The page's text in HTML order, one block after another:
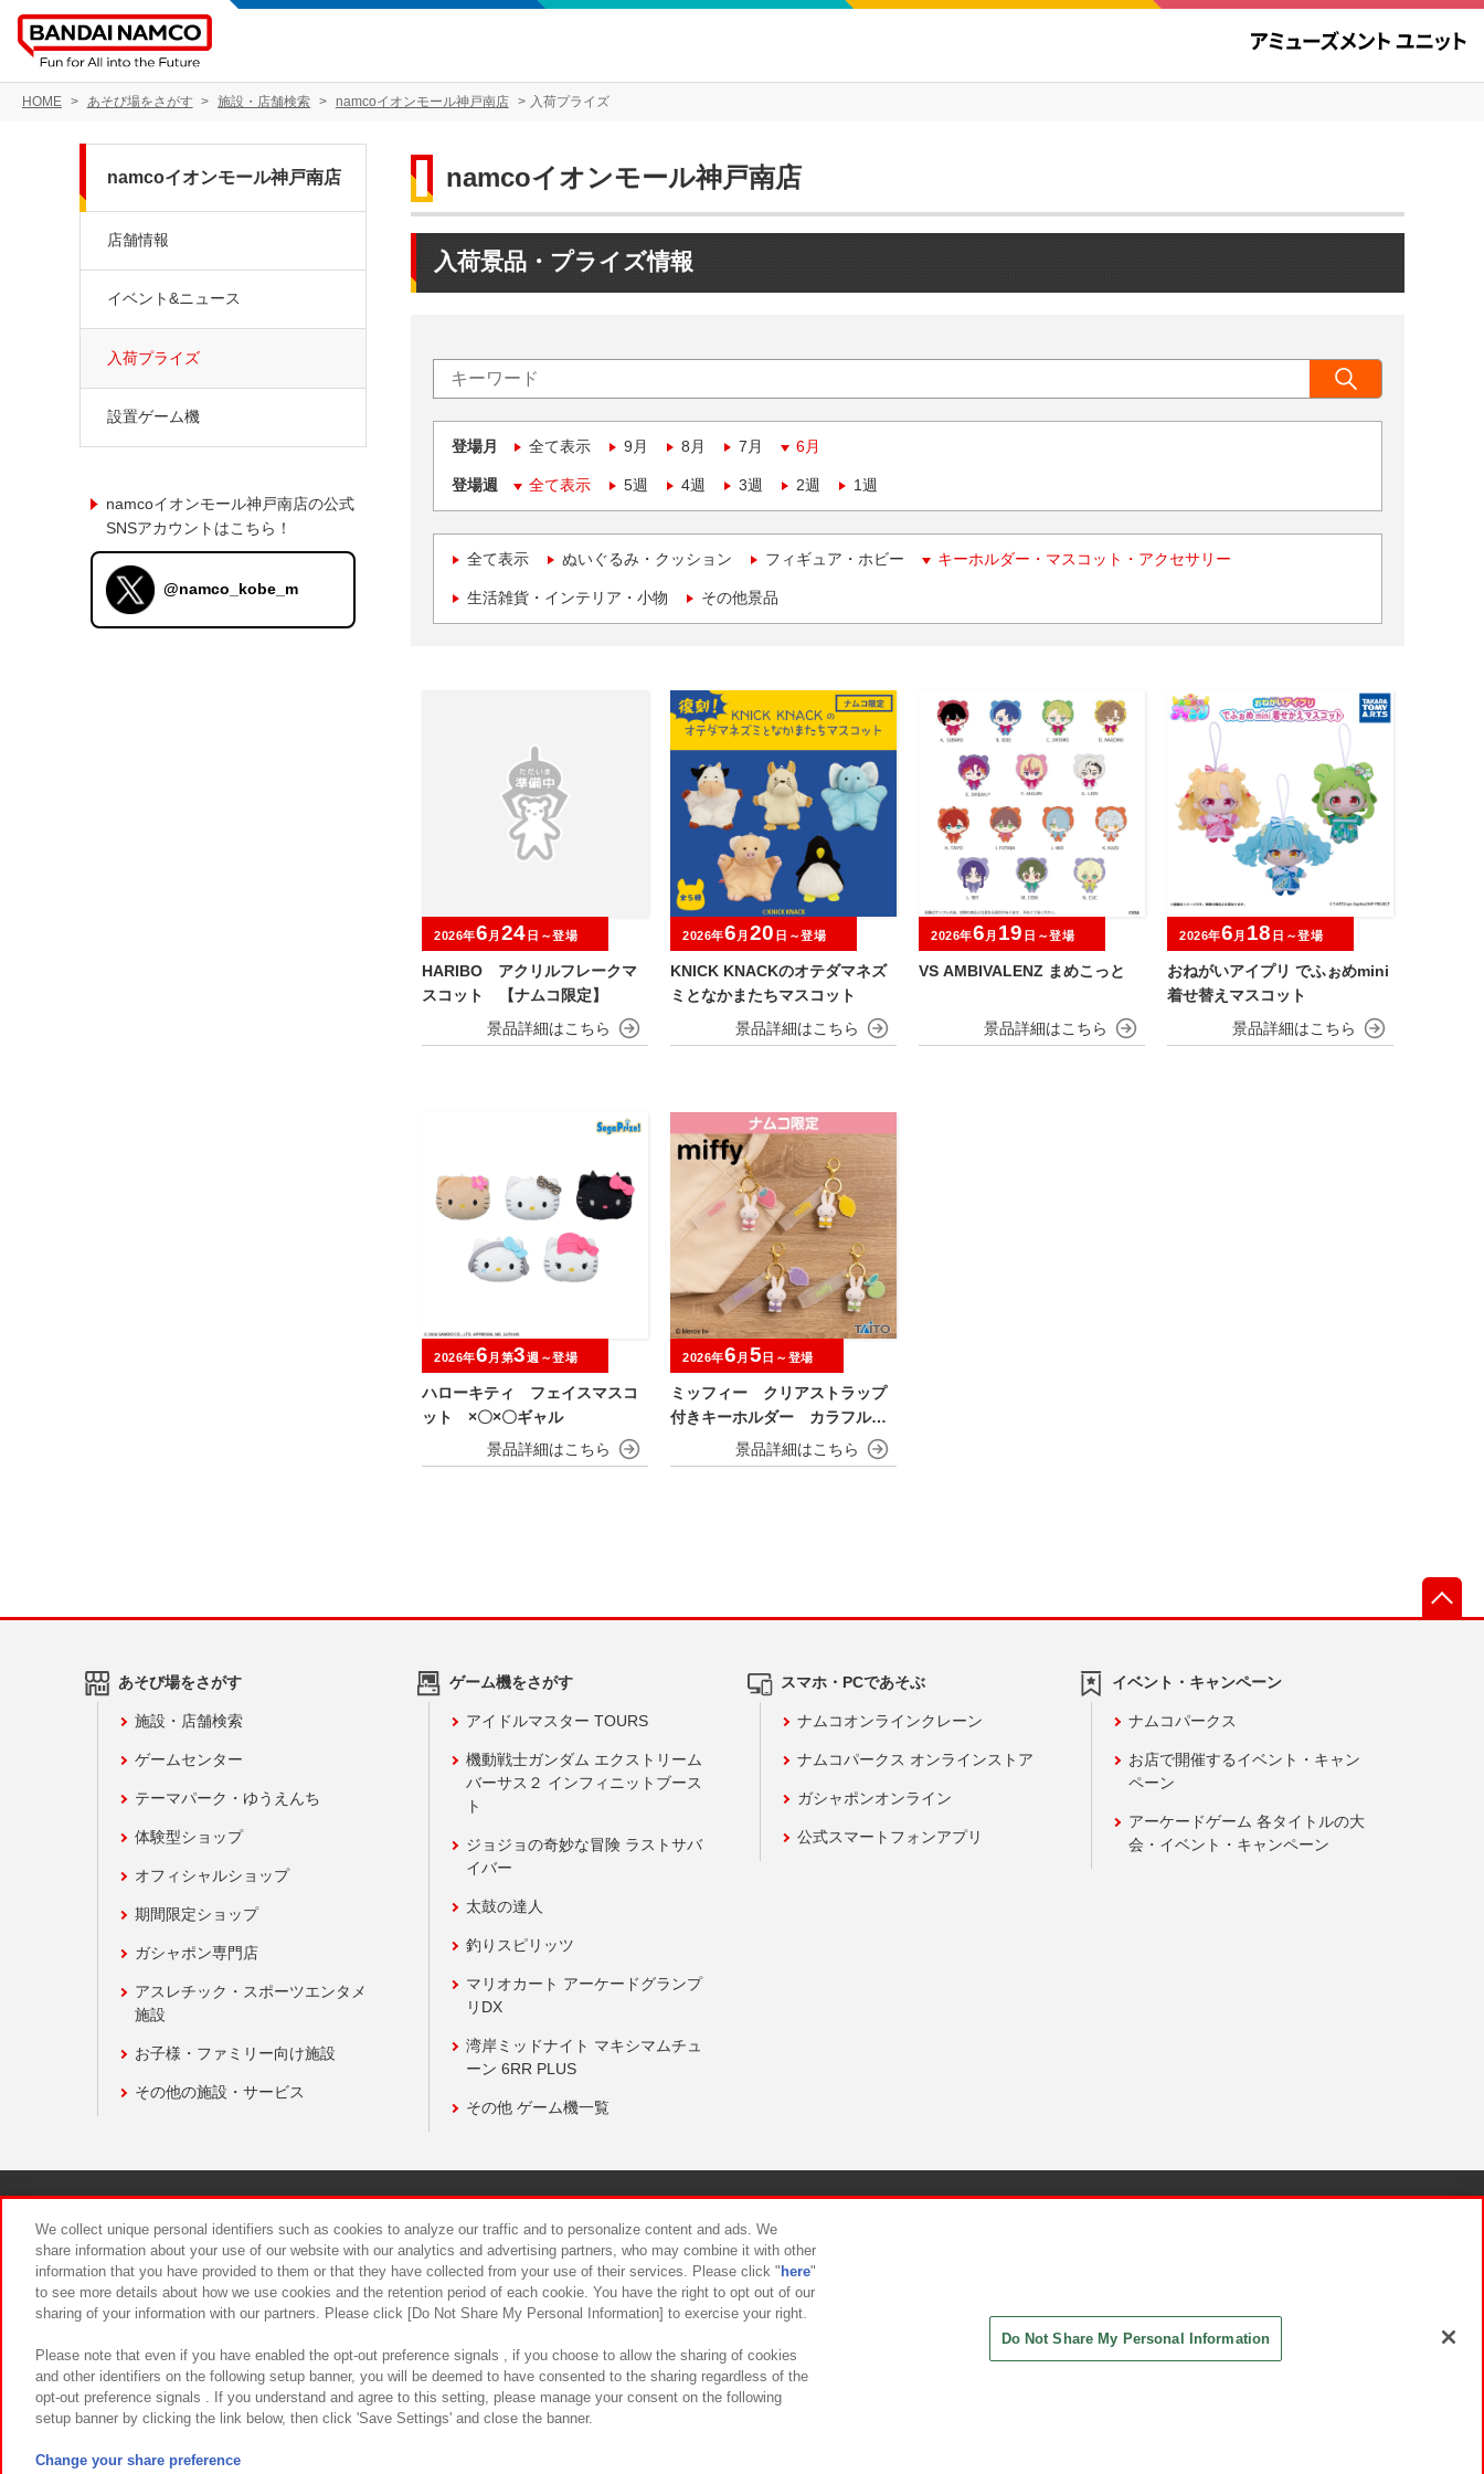
HOME あそび場をさがす 施設・店舗検索 namcoイオンモール神戸南店 入荷プライズ
namcoイオンモール神戸南店
入荷景品・プライズ情報
登場月 全て表示 9月 8月 7月 6月
登場週 全て表示 5週 4週 3週 2週 1週
全て表示 ぬいぐるみ・クッション フィギュア・ホビー キーホルダー・マスコット・アクセサリー
生活雑貨・インテリア・小物 その他景品
HARIBO アクリルフレークマ
スコット 【ナムコ限定】
2026年6 月 24 日～登場
KNICK KNACKのオテダマネズ
ミとなかまたちマスコット
2026年6 月 20 日～登場
VS AMBIVALENZ まめこっと
2026年6 月 19 日～登場
おねがいアイプリ でふぉめmini
着せ替えマスコット
2026年6 月 18 日～登場
ハローキティ フェイスマスコ
ット ×〇×〇ギャル
2026年6 月第3週～登場
ミッフィー クリアストラップ
付きキーホルダー カラフルフ
ルーツver.
2026年6 月 5 日～登場
namcoイオンモール神戸南店
店舗情報
イベント&ニュース
入荷プライズ
設置ゲーム機
namcoイオンモール神戸南店の公式
SNSアカウントはこちら！
@namco_kobe_m
あそび場をさがす
施設・店舗検索
ゲームセンター
テーマパーク・ゆうえんち
体験型ショップ
オフィシャルショップ
期間限定ショップ
ガシャポン専門店
アスレチック・スポーツエンタメ
施設
お子様・ファミリー向け施設
その他の施設・サービス
ゲーム機をさがす
アイドルマスター TOURS
機動戦士ガンダム エクストリーム
バーサス２ インフィニットブース
ト
ジョジョの奇妙な冒険 ラストサバ
イバー
太鼓の達人
釣りスピリッツ
マリオカート アーケードグランプ
リDX
湾岸ミッドナイト マキシマムチュ
ーン 6RR PLUS
その他 ゲーム機一覧
スマホ・PCであそぶ
ナムコオンラインクレーン
ナムコパークス オンラインストア
ガシャポンオンライン
公式スマートフォンアプリ
イベント・キャンペーン
ナムコパークス
お店で開催するイベント・キャン
ペーン
アーケードゲーム 各タイトルの大
会・イベント・キャンペーン
食品のご提供について カスタマーハラスメント対応方針
We collect unique personal identifiers such as cookies to analyze our traffic and to personalize content and ads. We
share information about your use of our website with our analytics and advertising partners, who may combine it with other
information that you have provided to them or that they have collected from your use of their services. Please click " here"
to see more details about how we use cookies and the retention period of each cookie. You have the right to opt out of our
sharing of your information with our partners. Please click [Do Not Share My Personal Information] to exercise your right.
Please note that even if you have enabled the opt-out preference signals , if you choose to allow the sharing of cookies
and other identifiers on the following setup banner, you will be deemed to have consented to the sharing regardless of the
opt-out preference signals . If you understand and agree to this setting, please manage your consent on the following
setup banner by clicking the link below, then click 'Save Settings' and close the banner.
Change your share preference
Do Not Share My Personal Information